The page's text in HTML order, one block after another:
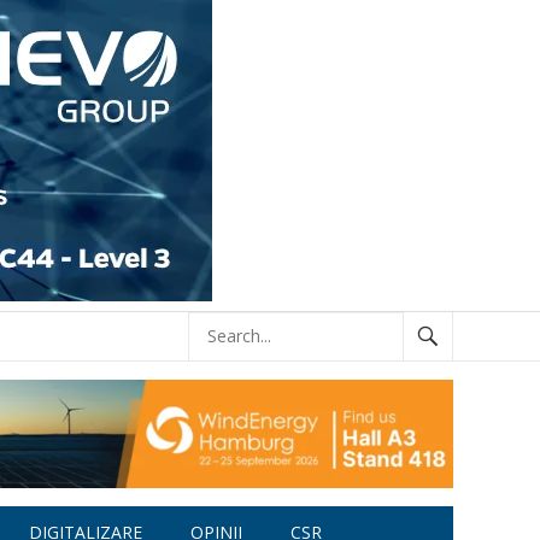
DIGITALIZARE OPINII CSR